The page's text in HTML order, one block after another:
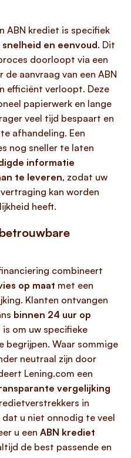
ABN krediet is specifiek
snelheid en eenvoud. Dit
doorloopt via een
aanvraag van een ABN
efficiënt verloopt. Deze
papierwerk en lange
veel tijd bespaart en
afhandeling. Een
nog sneller te laten
informatie
te leveren, zodat uw
kan worden
heeft.
combineert
op maat met een
Klanten ontvangen
binnen 24 uur op
om uw specifieke
begrijpen. Waar sommige
neutraal zijn door
Lening.com een
vergelijking
in
dat u niet onnodig te veel
u een ABN krediet
de best passende en